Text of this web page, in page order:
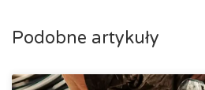
Podobne artykuły